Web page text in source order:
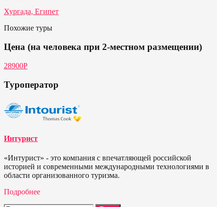
Хургада, Египет
Похожие туры
Цена (на человека при 2-местном размещении)
28900Р
Туроператор
Интурист
«Интурист» - это компания с впечатляющей российской
историей и современными международными технологиями в
области организованного туризма.
Подробнее